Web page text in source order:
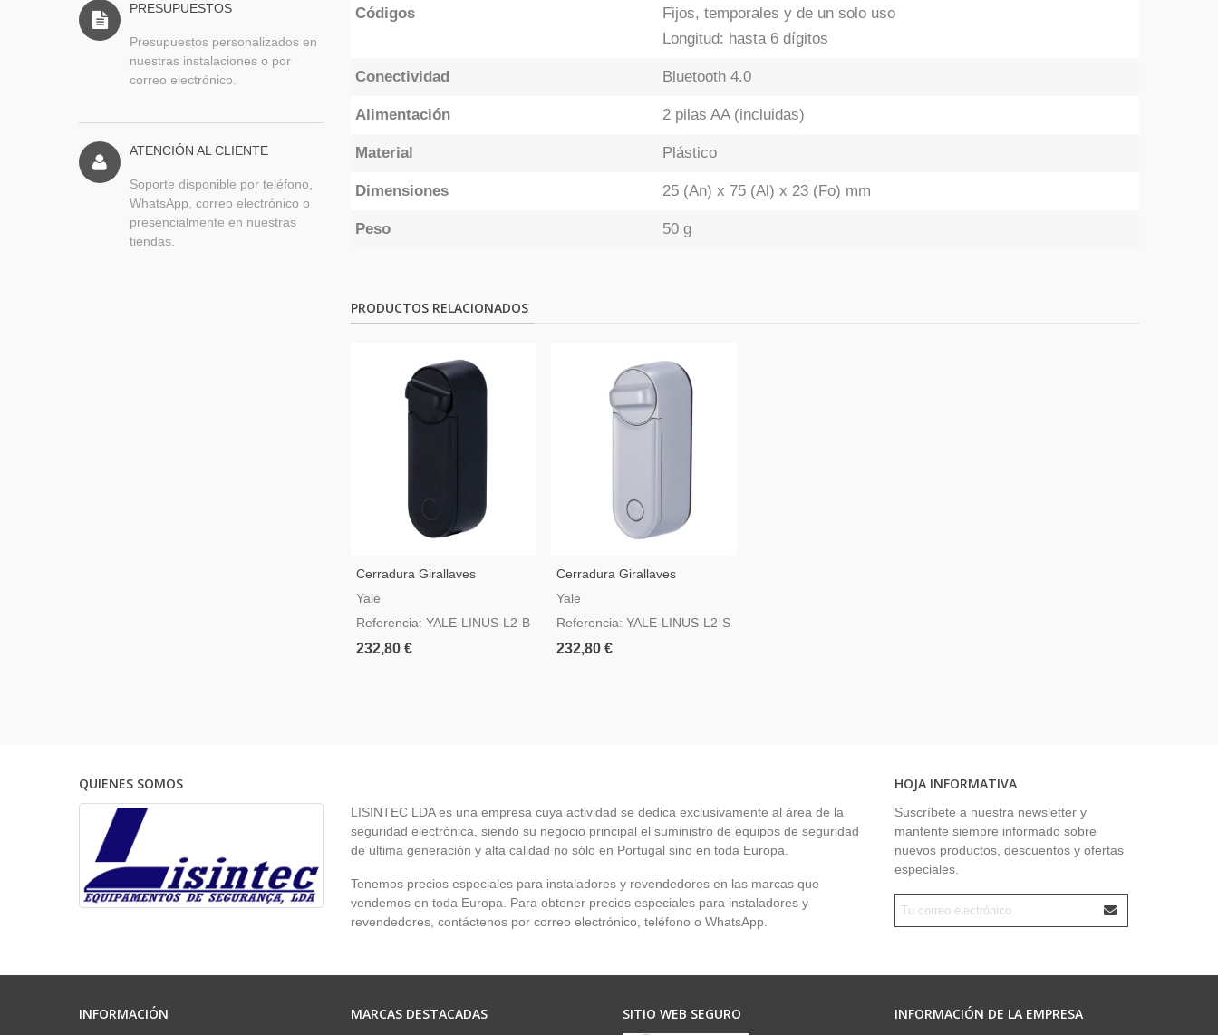
PRESUPUESTOS
Presupuestos personalizados en
nuestras instalaciones o por
correo electrónico.
ATENCIÓN AL CLIENTE
Soporte disponible por teléfono,
WhatsApp, correo electrónico o
presencialmente en nuestras
tiendas.
Códigos
Fijos, temporales y de un solo uso
Longitud: hasta 6 dígitos
Conectividad Bluetooth 4.0
Alimentación 2 pilas AA (incluidas)
Material Plástico
Dimensiones 25 (An) x 75 (Al) x 23 (Fo) mm
Peso 50 g
PRODUCTOS RELACIONADOS
Cerradura Girallaves
Inteligente BLE Y WiFi Yale
Yale
Referencia: YALE-LINUS-L2-B
232,80 €
Cerradura Girallaves
Inteligente BLE Y WiFi Yale
Yale
Referencia: YALE-LINUS-L2-S
232,80 €
QUIENES SOMOS
LISINTEC LDA es una empresa cuya actividad se dedica exclusivamente al área de la
seguridad electrónica, siendo su negocio principal el suministro de equipos de seguridad
de última generación y alta calidad no sólo en Portugal sino en toda Europa.
Tenemos precios especiales para instaladores y revendedores en las marcas que
vendemos en toda Europa. Para obtener precios especiales para instaladores y
revendedores, contáctenos por correo electrónico, teléfono o WhatsApp.
HOJA INFORMATIVA
Suscríbete a nuestra newsletter y
mantente siempre informado sobre
nuevos productos, descuentos y ofertas
especiales.
INFORMACIÓN MARCAS DESTACADAS SITIO WEB SEGURO INFORMACIÓN DE LA EMPRESA